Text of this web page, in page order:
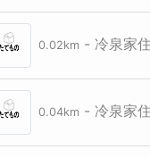
0.02km - 冷泉家
0.04km - 冷泉家